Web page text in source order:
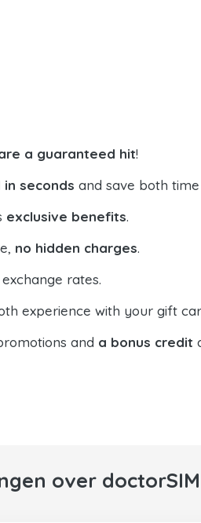
a guaranteed hit!
seconds and save both
exclusive benefits.
no hidden charges.
rates.
experience with your gift
and a bonus credit
over doctorSIM